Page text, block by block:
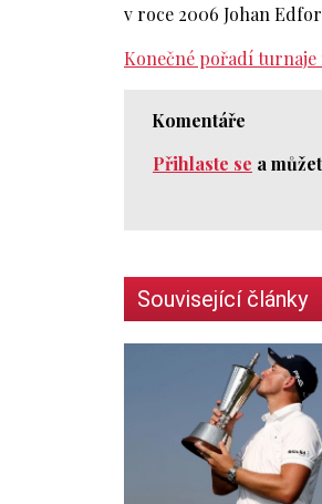
v roce 2006 Johan
Konečné pořadí turnaje
Komentáře
Přihlaste se a
Související články